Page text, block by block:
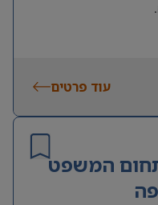
עוד פרטים
המשפט